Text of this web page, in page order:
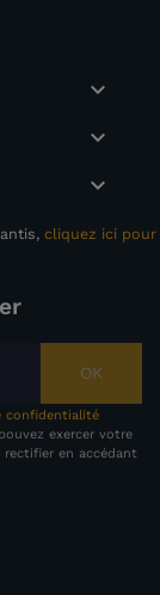



cliquez ici pour
OK
confidentialité
exercer votre
en accédant